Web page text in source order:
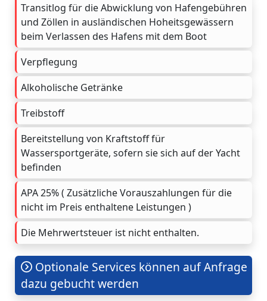
Transitlog für die Abwicklung von Hafengebühren
und Zöllen in ausländischen Hoheitsgewässern
beim Verlassen des Hafens mit dem Boot
Verpflegung
Alkoholische Getränke
Treibstoff
Bereitstellung von Kraftstoff für
Wassersportgeräte, sofern sie sich auf der Yacht
befinden
APA 25% ( Zusätzliche Vorauszahlungen für die
nicht im Preis enthaltene Leistungen )
Die Mehrwertsteuer ist nicht enthalten.
Optionale Services können auf Anfrage
dazu gebucht werden